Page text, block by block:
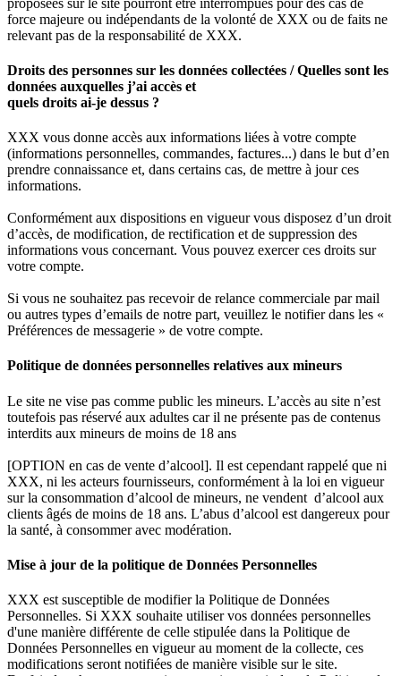
force majeure ou indépendants de la volonté de XXX ou de faits ne
relevant pas de la responsabilité de XXX.
Droits des personnes sur les données collectées / Quelles sont les
données auxquelles j’ai accès et
quels droits ai-je dessus ?
XXX vous donne accès aux informations liées à votre compte
(informations personnelles, commandes, factures...) dans le but d’en
prendre connaissance et, dans certains cas, de mettre à jour ces
informations.
Conformément aux dispositions en vigueur vous disposez d’un droit
d’accès, de modification, de rectification et de suppression des
informations vous concernant. Vous pouvez exercer ces droits sur
votre compte.
Si vous ne souhaitez pas recevoir de relance commerciale par mail
ou autres types d’emails de notre part, veuillez le notifier dans les «
Préférences de messagerie » de votre compte.
Politique de données personnelles relatives aux mineurs
Le site ne vise pas comme public les mineurs. L’accès au site n’est
toutefois pas réservé aux adultes car il ne présente pas de contenus
interdits aux mineurs de moins de 18 ans
[OPTION en cas de vente d’alcool]. Il est cependant rappelé que ni
XXX, ni les acteurs fournisseurs, conformément à la loi en vigueur
sur la consommation d’alcool de mineurs, ne vendent d’alcool aux
clients âgés de moins de 18 ans. L’abus d’alcool est dangereux pour
la santé, à consommer avec modération.
Mise à jour de la politique de Données Personnelles
XXX est susceptible de modifier la Politique de Données
Personnelles. Si XXX souhaite utiliser vos données personnelles
d'une manière différente de celle stipulée dans la Politique de
Données Personnelles en vigueur au moment de la collecte, ces
modifications seront notifiées de manière visible sur le site.